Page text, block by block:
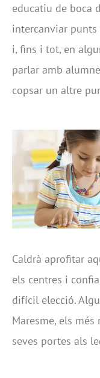
educatiu de boca
intercanviar punts
i, fins i tot, en
parlar amb
copsar un altre
Caldrà aprofitar
els centres i
difícil elecció.
Maresme, els
seves portes als